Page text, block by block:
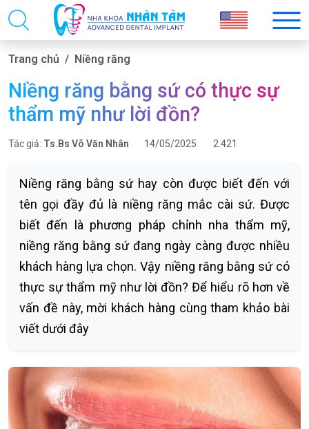
Trang chủ Niềng răng
Niềng răng bằng sứ có thực sự
thẩm mỹ như lời đồn?
Tác giả: Ts.Bs Võ Văn Nhân 14/05/2025 2.421
Niềng răng bằng sứ hay còn được biết đến với
tên gọi đầy đủ là niềng răng mắc cài sứ. Được
biết đến là phương pháp chỉnh nha thẩm mỹ,
niềng răng bằng sứ đang ngày càng được nhiều
khách hàng lựa chọn. Vậy niềng răng bằng sứ có
thực sự thẩm mỹ như lời đồn? Để hiểu rõ hơn về
vấn đề này, mời khách hàng cùng tham khảo bài
viết dưới đây